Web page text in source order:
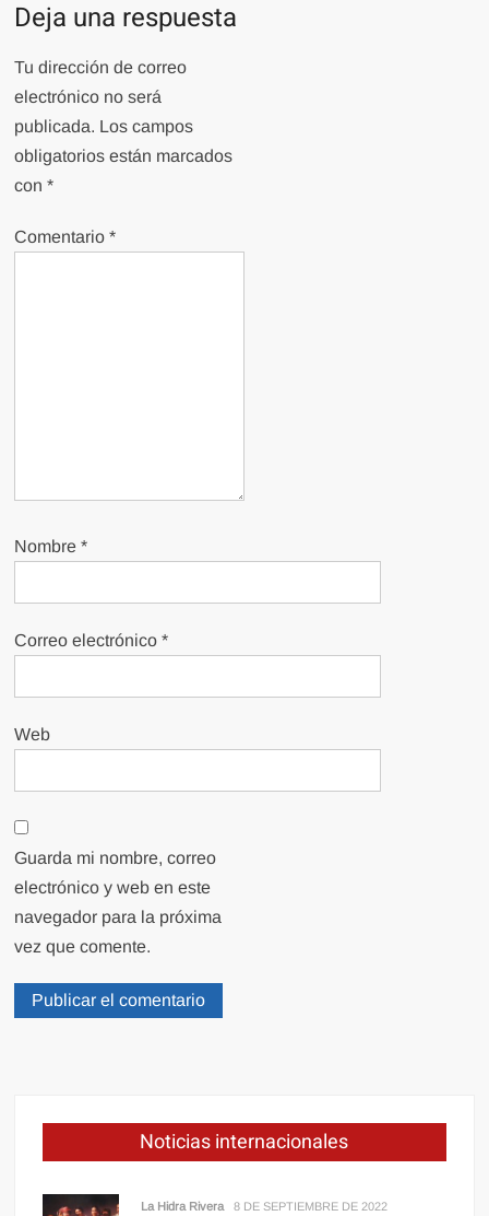
Deja una respuesta
Tu dirección de correo
electrónico no será
publicada. Los campos
obligatorios están marcados
con*
Comentario*
Nombre*
Correo electrónico*
Web
Guarda mi nombre, correo
electrónico y web en este
navegador para la próxima
vez que comente.
Noticias internacionales
La Hidra Rivera 8 DE SEPTIEMBRE DE 2022